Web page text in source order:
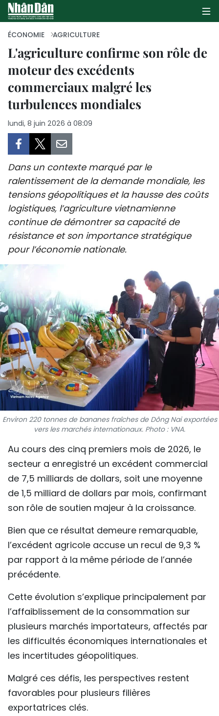
PAGE D'ACCUEIL
POLITIQUE
TOURISME
ENVIRONNEMENT
SPORT
FRANCOPHONIE
INTERNATIONAL
MÉGASTORIE
INFOGRAPHIE
PHOTO
VIDÉO
À PROPOS DU "PEUPLE"
TIẾNG VIỆT
ENGLISH
中文
ESPAÑOL
ÉCONOMIE AGRICULTURE
L'agriculture confirme son rôle de
moteur des excédents
commerciaux malgré les
turbulences mondiales
lundi, 8 juin 2026 à 08:09
Dans un contexte marqué par le
ralentissement de la demande mondiale, les
tensions géopolitiques et la hausse des coûts
logistiques, l’agriculture vietnamienne
continue de démontrer sa capacité de
résistance et son importance stratégique
pour l’économie nationale.
Environ 220 tonnes de bananes fraîches de Dông Nai exportées
vers les marchés internationaux. Photo : VNA.
Au cours des cinq premiers mois de 2026, le
secteur a enregistré un excédent commercial
de 7,5 milliards de dollars, soit une moyenne
de 1,5 milliard de dollars par mois, confirmant
son rôle de soutien majeur à la croissance.
Bien que ce résultat demeure remarquable,
l’excédent agricole accuse un recul de 9,3 %
par rapport à la même période de l’année
précédente.
Cette évolution s’explique principalement par
l’affaiblissement de la consommation sur
plusieurs marchés importateurs, affectés par
les difficultés économiques internationales et
les incertitudes géopolitiques.
Malgré ces défis, les perspectives restent
favorables pour plusieurs filières
exportatrices clés.